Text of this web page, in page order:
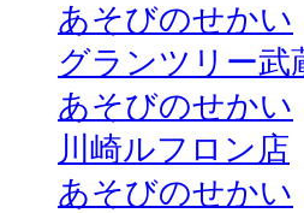
あそびのせかい
グランツリー武
あそびのせかい
川崎ルフロン店
あそびのせかい